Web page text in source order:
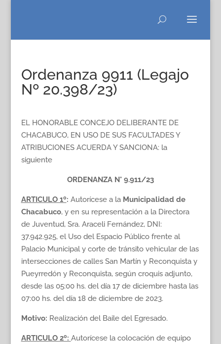
Ordenanza 9911 (Legajo
Nº 20.398/23)
EL HONORABLE CONCEJO DELIBERANTE DE
CHACABUCO, EN USO DE SUS FACULTADES Y
ATRIBUCIONES ACUERDA Y SANCIONA: la
siguiente
ORDENANZA N° 9.911/23
ARTICULO 1º: Autorícese a la Municipalidad de
Chacabuco, y en su representación a la Directora
de Juventud, Sra. Araceli Fernández, DNI:
37.942.925, el Uso del Espacio Público frente al
Palacio Municipal y corte de tránsito vehicular de las
intersecciones de calles San Martín y Reconquista y
Pueyrredón y Reconquista, según croquis adjunto,
desde las 05:00 hs. del día 17 de diciembre hasta las
07:00 hs. del día 18 de diciembre de 2023.
Motivo: Realización del Baile del Egresado.
ARTICULO 2º: Autorícese la colocación de equipo